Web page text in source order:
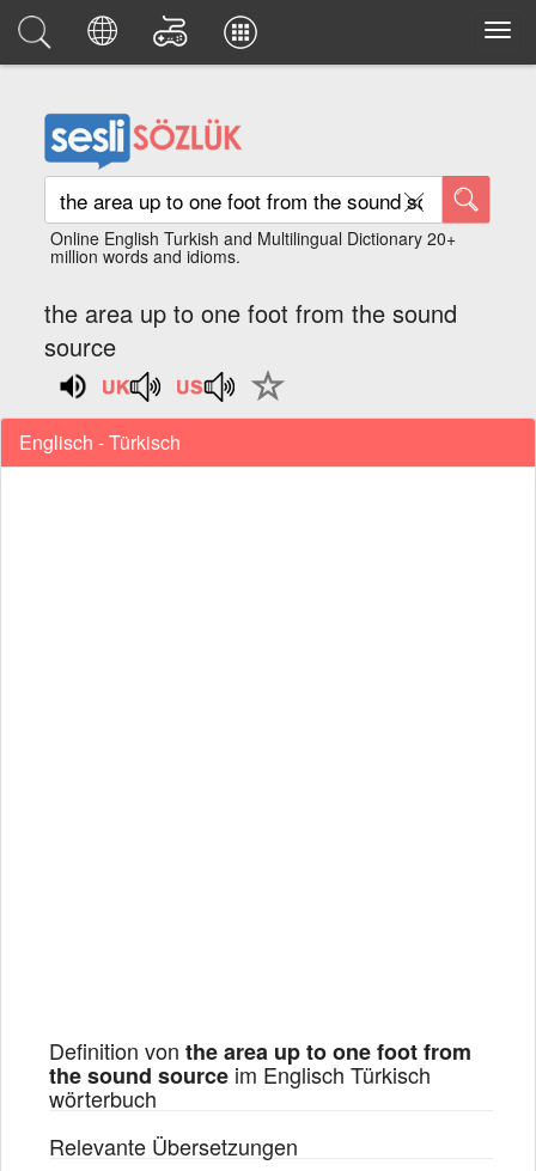
Online English Turkish and Multilingual Dictionary 20+
million words and idioms.
the area up to one foot from the sound
source
Englisch - Türkisch
Definition von the area up to one foot from
the sound source im Englisch Türkisch
wörterbuch
Relevante Übersetzungen